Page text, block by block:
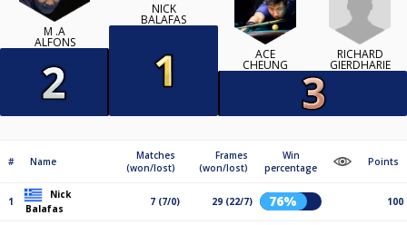
M .A
ALFONS
NICK
BALAFAS
ACE
CHEUNG
RICHARD
GIERDHARIE
# Name
Matches
(won/lost)
Frames
(won/lost)
Win
percentage
Points
1
Nick
Balafas
7 (7/0) 29 (22/7) 76% 100